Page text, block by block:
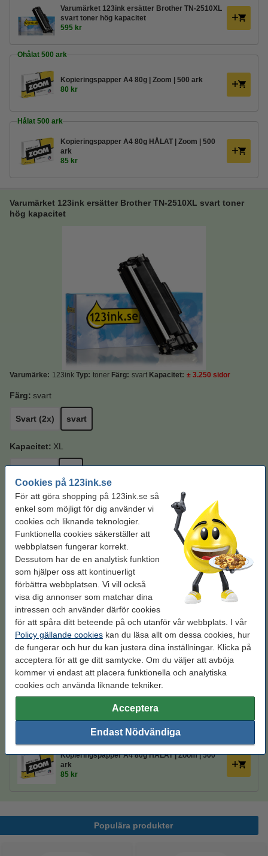
Cookies på 123ink.se
För att göra shopping på 123ink.se så
enkel som möjligt för dig använder vi
cookies och liknande teknologier.
Funktionella cookies säkerställer att
webbplatsen fungerar korrekt.
Dessutom har de en analytisk funktion
som hjälper oss att kontinuerligt
förbättra webbplatsen. Vi vill också
visa dig annonser som matchar dina
intressen och använder därför cookies
för att spåra ditt beteende på och utanför vår webbplats. I vår
Policy gällande cookies kan du läsa allt om dessa cookies, hur
de fungerar och hur du kan justera dina inställningar. Klicka på
acceptera för att ge ditt samtycke. Om du väljer att avböja
kommer vi endast att placera funktionella och analytiska
cookies och använda liknande tekniker.
Acceptera
Endast Nödvändiga
Varumärket 123ink ersätter Brother TN-2510XL
svart toner hög kapacitet
595 kr
Ohålat 500 ark
Kopieringspapper A4 80g | Zoom | 500 ark
80 kr
Hålat 500 ark
Kopieringspapper A4 80g HÅLAT | Zoom | 500
ark
85 kr
Varumärket 123ink ersätter Brother TN-2510XL svart toner
hög kapacitet
Varumärke: 123ink Typ: toner Färg: svart Kapacitet: ± 3.250 sidor
Färg: svart
Svart (2x) svart
Kapacitet: XL
Se specifikationerna och beskrivningen
Spara nästan 40%med varumärket 123ink!
i lager
Beställ nu så skickar vi på måndag!
Per sida 0,18 kr
595 kr
Behöver du fler?
Köp 2stför endast
1 100 kr
Ohålat 500 ark
Kopieringspapper A4 80g HÅLAT | Zoom | 500
ark
85 kr
Populära produkter